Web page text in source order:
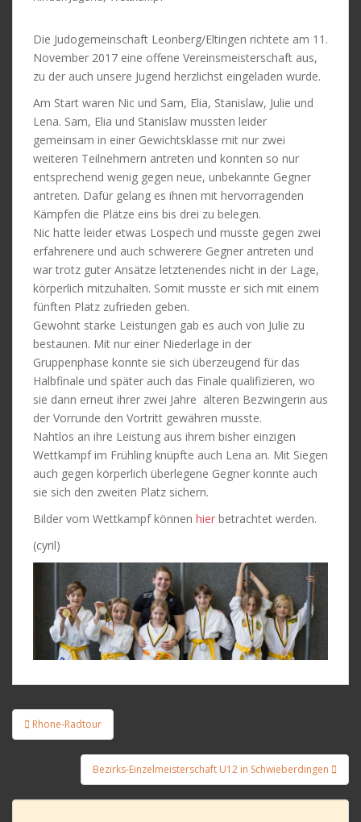
Die Judogemeinschaft Leonberg/Eltingen richtete am 11.
November 2017 eine offene Vereinsmeisterschaft aus,
zu der auch unsere Jugend herzlichst eingeladen wurde.
Am Start waren Nic und Sam, Elia, Stanislaw, Julie und
Lena. Sam, Elia und Stanislaw mussten leider
gemeinsam in einer Gewichtsklasse mit nur zwei
weiteren Teilnehmern antreten und konnten so nur
entsprechend wenig gegen neue, unbekannte Gegner
antreten. Dafür gelang es ihnen mit hervorragenden
Kämpfen die Plätze eins bis drei zu belegen.
Nic hatte leider etwas Lospech und musste gegen zwei
erfahrenere und auch schwerere Gegner antreten und
war trotz guter Ansätze letztenendes nicht in der Lage,
körperlich mitzuhalten. Somit musste er sich mit einem
fünften Platz zufrieden geben.
Gewohnt starke Leistungen gab es auch von Julie zu
bestaunen. Mit nur einer Niederlage in der
Gruppenphase konnte sie sich überzeugend für das
Halbfinale und später auch das Finale qualifizieren, wo
sie dann erneut ihrer zwei Jahre älteren Bezwingerin aus
der Vorrunde den Vortritt gewähren musste.
Nahtlos an ihre Leistung aus ihrem bisher einzigen
Wettkampf im Frühling knüpfte auch Lena an. Mit Siegen
auch gegen körperlich überlegene Gegner konnte auch
sie sich den zweiten Platz sichern.
Bilder vom Wettkampf können hier betrachtet werden.
(cyril)
Beitragsnavigation
Rhone-Radtour
Bezirks-Einzelmeisterschaft U12 in Schwieberdingen